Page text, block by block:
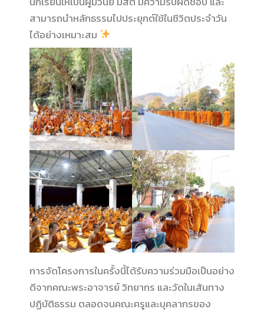
สามารถนำหลักธรรมไปประยุกต์ใช้ในชีวิตประจำวัน
ได้อย่างเหมาะสม
การจัดโครงการในครั้งนี้ได้รับความร่วมมือเป็นอย่าง
ดีจากคณะพระอาจารย์ วิทยากร และวัดในเส้นทาง
ปฏิบัติธรรม ตลอดจนคณะครูและบุคลากรของ